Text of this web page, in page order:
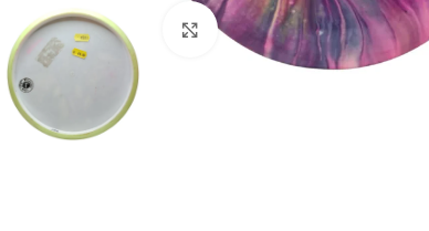
Klikkaa suuremmaksi